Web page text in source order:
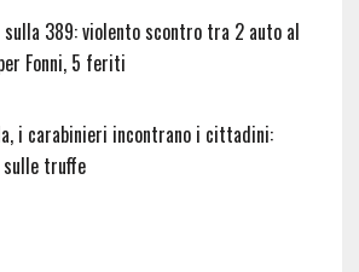
sulla 389: violento scontro tra 2 auto al
Fonni, 5 feriti
i carabinieri incontrano i cittadini:
truffe